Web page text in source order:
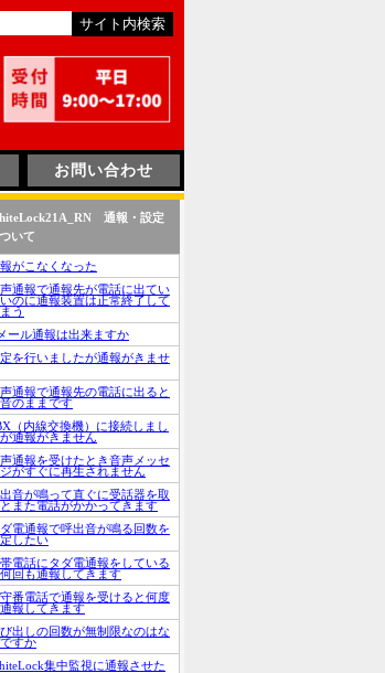
お問い合わせ
通報・設定
いて
がこなくなった
通報で通報先が電話に出てい
のに通報装置は正常終了して
う
ール通報は出来ますか
を行いましたが通報がきませ
通報で通報先の電話に出ると
のままです
（内線交換機）に接続しまし
通報がきません
通報を受けたとき音声メッセ
がすぐに再生されません
音が鳴って直ぐに受話器を取
また電話がかかってきます
電通報で呼出音が鳴る回数を
したい
電話にタダ電通報をしている
回も通報してきます
番電話で通報を受けると何度
報してきます
出しの回数が無制限なのはな
すか
集中監視に通報させた